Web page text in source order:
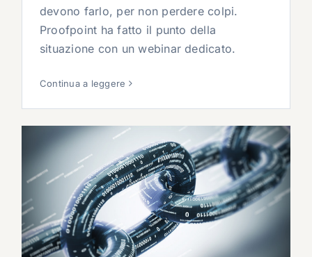
devono farlo, per non perdere colpi.
Proofpoint ha fatto il punto della
situazione con un webinar dedicato.
Continua a leggere